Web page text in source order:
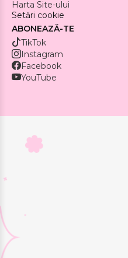
Harta Site-ului
Setări cookie
ABONEAZĂ-TE
TikTok
Instagram
Facebook
YouTube